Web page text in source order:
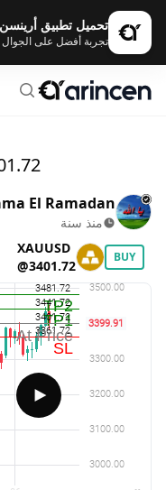
تحميل تطبيق أرينسن
تجربة أفضل على الجوال
El Ramadan
منذ سنة
BUY
XAUUSD
@3401.72